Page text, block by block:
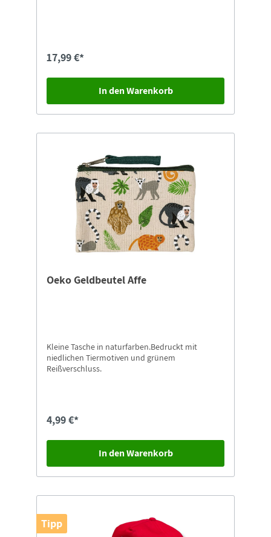
17,99 €*
In den Warenkorb
Oeko Geldbeutel Affe
Kleine Tasche in naturfarben.Bedruckt mit
niedlichen Tiermotiven und grünem
Reißverschluss.
4,99 €*
In den Warenkorb
Tipp